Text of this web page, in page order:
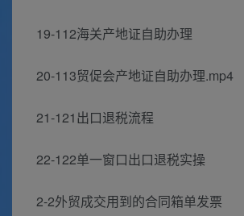
19-112海关产地证自助办理
20-113贸促会产地证自助办理.mp4
21-121出口退税流程
22-122单一窗口出口退税实操
2-2外贸成交用到的合同箱单发票